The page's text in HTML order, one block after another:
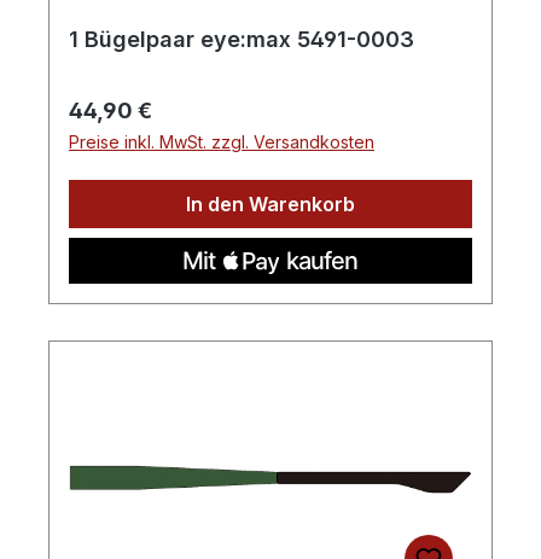
1 Bügelpaar eye:max 5491-0003
Regulärer Preis:
44,90 €
Preise inkl. MwSt. zzgl. Versandkosten
In den Warenkorb